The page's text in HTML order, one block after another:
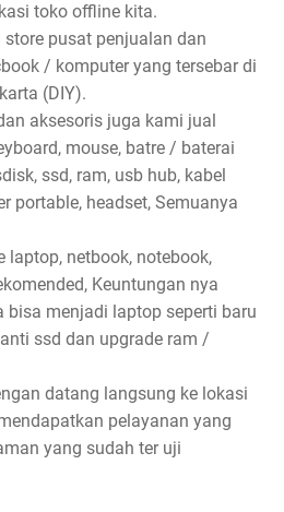
toko offline kita.
pusat penjualan dan
/ komputer yang tersebar di
(DIY).
aksesoris juga kami jual
mouse, batre / baterai
ssd, ram, usb hub, kabel
portable, headset, Semuanya
laptop, netbook, notebook,
Keuntungan nya
menjadi laptop seperti baru
ssd dan upgrade ram /
datang langsung ke lokasi
pelayanan yang
yang sudah ter uji